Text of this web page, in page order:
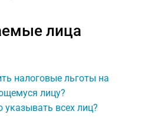
лица
налоговые льготы на
лицу?
указывать всех лиц?